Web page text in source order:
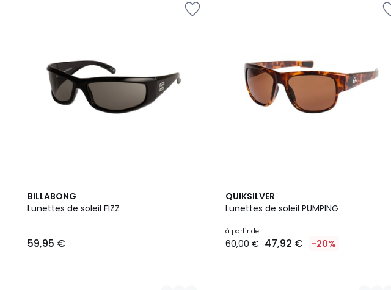
BILLABONG
Lunettes de soleil FIZZ
59,95 €
3
Couleurs
QUIKSILVER
Lunettes de soleil PUMPING
à partir de
60,00 € 47,92 € -20%
3
Couleurs